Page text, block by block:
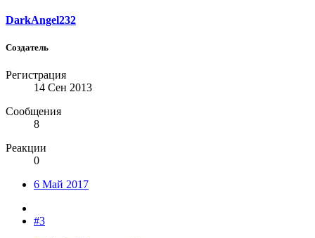
DarkAngel232
Создатель
Регистрация
14 Сен 2013
Сообщения
8
Реакции
0
6 Май 2017
#3